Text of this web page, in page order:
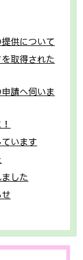
供について
取得された
請へ伺いま
います
した
せ